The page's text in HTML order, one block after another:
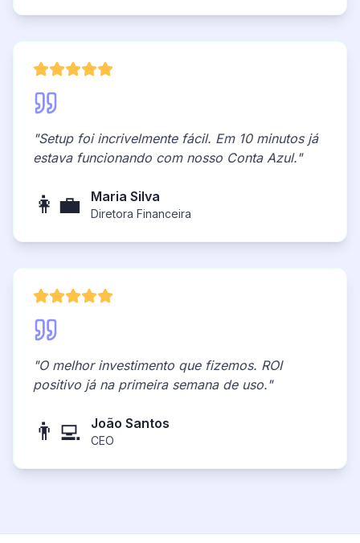
"Setup foi incrivelmente fácil. Em 10 minutos já
estava funcionando com nosso Conta Azul."
👩‍💼 Maria Silva
Diretora Financeira
"O melhor investimento que fizemos. ROI
positivo já na primeira semana de uso."
👨‍💻 João Santos
CEO